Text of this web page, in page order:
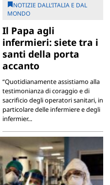
NOTIZIE DALL’ITALIA E DAL
MONDO
Il Papa agli
infermieri: siete tra i
santi della porta
accanto
“Quotidianamente assistiamo alla
testimonianza di coraggio e di
sacrificio degli operatori sanitari, in
particolare delle infermiere e degli
infermier...